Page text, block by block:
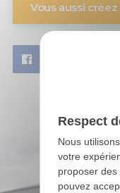
Vous aussi
Respect
Nous
votre
proposer des
pouvez